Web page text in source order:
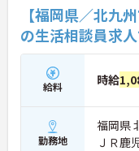
【福岡県／北九
の生活相談員求
給料 時給
勤務地
福岡県
ＪＲ鹿